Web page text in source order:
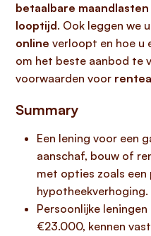
betaalbare maandlasten
looptijd. Ook leggen we
online verloopt en hoe u
om het beste aanbod te
voorwaarden voor
Summary
Een lening voor een
aanschaf, bouw of
met opties zoals
hypotheekverhoging.
Persoonlijke
€23.000, kennen